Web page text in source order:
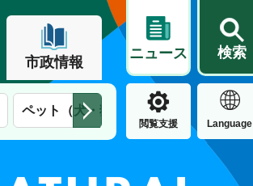
市政情報
ニュース 検索
ペット（犬・猫） 住民票・戸籍
閲覧支援 Language